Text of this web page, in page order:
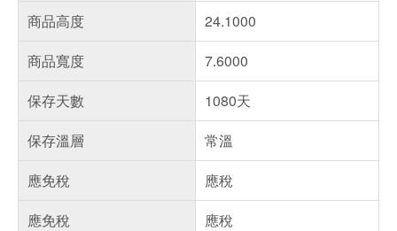
商品高度
24.1000
商品寬度
7.6000
保存天數
1080天
保存溫層
常溫
應免稅
應稅
應免稅
應稅